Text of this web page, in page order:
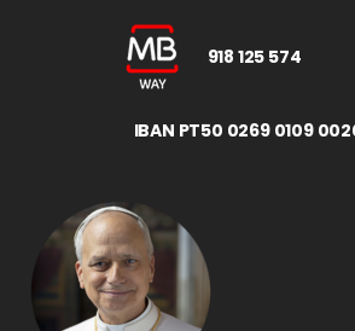
918 125 574
IBAN PT50 0269 0109